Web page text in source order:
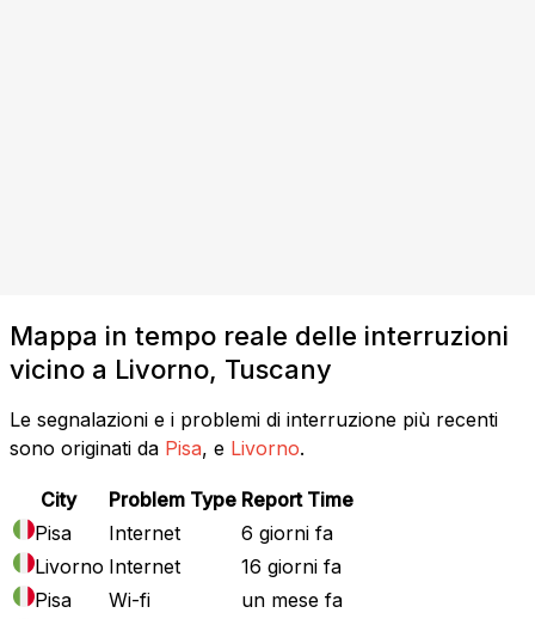
Mappa in tempo reale delle interruzioni
vicino a Livorno, Tuscany
Le segnalazioni e i problemi di interruzione più recenti
sono originati da Pisa, e Livorno.
City Problem Type Report Time
Pisa
Internet
6 giorni fa
Livorno Internet
16 giorni fa
Pisa
Wi-fi
un mese fa